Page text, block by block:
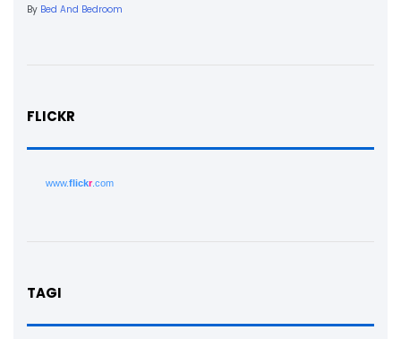
By Bed And Bedroom
FLICKR
www.flickr.com
TAGI